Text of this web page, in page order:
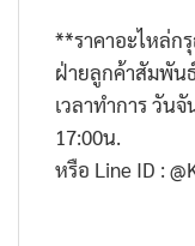
**ราคาอะไหล่ก
ฝ่ายลูกค้าสัมพัน
เวลาทำการ วันจั
17:00น.
หรือ Line ID :